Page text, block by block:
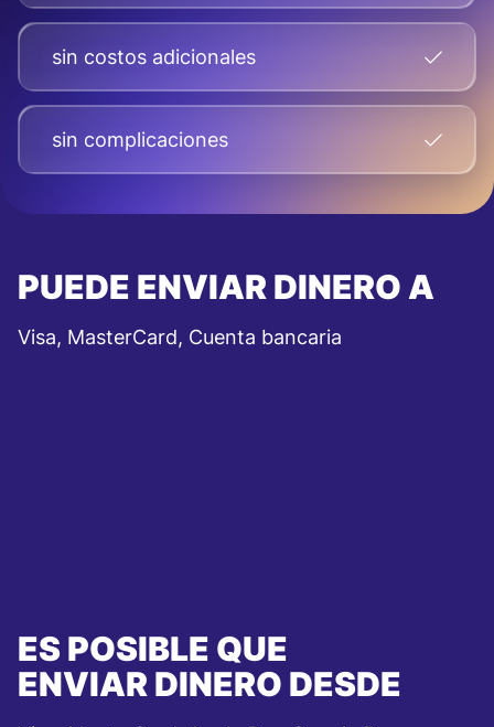
sin costos adicionales
sin complicaciones
PUEDE ENVIAR DINERO A
Visa, MasterCard, Cuenta bancaria
ES POSIBLE QUE
ENVIAR DINERO DESDE